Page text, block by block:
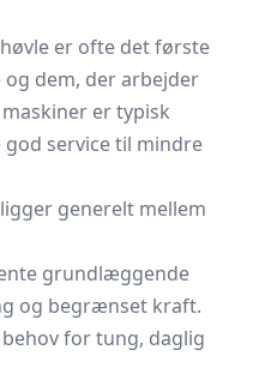
er ofte det første
dem, der arbejder
er typisk
service til mindre
generelt mellem
grundlæggende
og begrænset kraft.
for tung, daglig